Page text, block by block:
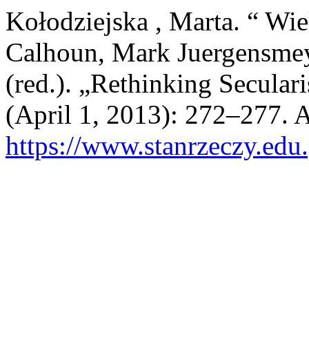
Kołodziejska , Marta. “
Calhoun, Mark
(red.). „Rethinking
(April 1, 2013): 272–277.
https://